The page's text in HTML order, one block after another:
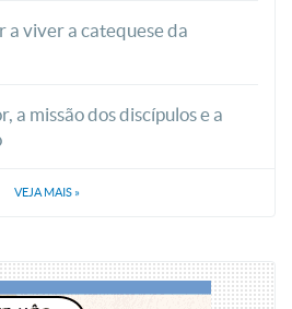
a viver a catequese da
a missão dos discípulos e a
VEJA MAIS »